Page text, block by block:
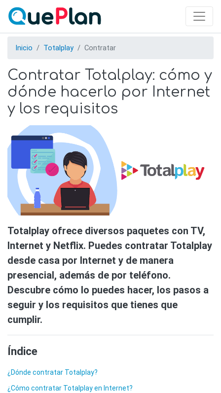
Inicio Totalplay Contratar
Contratar Totalplay: cómo y
dónde hacerlo por Internet
y los requisitos
Totalplay ofrece diversos paquetes con TV,
Internet y Netflix. Puedes contratar Totalplay
desde casa por Internet y de manera
presencial, además de por teléfono.
Descubre cómo lo puedes hacer, los pasos a
seguir y los requisitos que tienes que
cumplir.
Índice
¿Dónde contratar Totalplay?
¿Cómo contratar Totalplay en Internet?